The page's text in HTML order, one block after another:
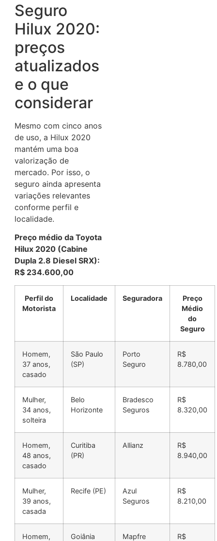
Seguro
Hilux 2020:
preços
atualizados
e o que
considerar
Mesmo com cinco anos
de uso, a Hilux 2020
mantém uma boa
valorização de
mercado. Por isso, o
seguro ainda apresenta
variações relevantes
conforme perfil e
localidade.
Preço médio da Toyota
Hilux 2020 (Cabine
Dupla 2.8 Diesel SRX):
R$ 234.600,00
Perfil do
Motorista
Localidade Seguradora
Preço
Médio
do
Seguro
Homem,
37 anos,
casado
São Paulo
(SP)
Porto
Seguro
R$
8.780,00
Mulher,
34 anos,
solteira
Belo
Horizonte
Bradesco
Seguros
R$
8.320,00
Homem,
48 anos,
casado
Curitiba
(PR)
Allianz
R$
8.940,00
Mulher,
39 anos,
casada
Recife (PE)
Azul
Seguros
R$
8.210,00
Homem,
Goiânia
Mapfre
R$